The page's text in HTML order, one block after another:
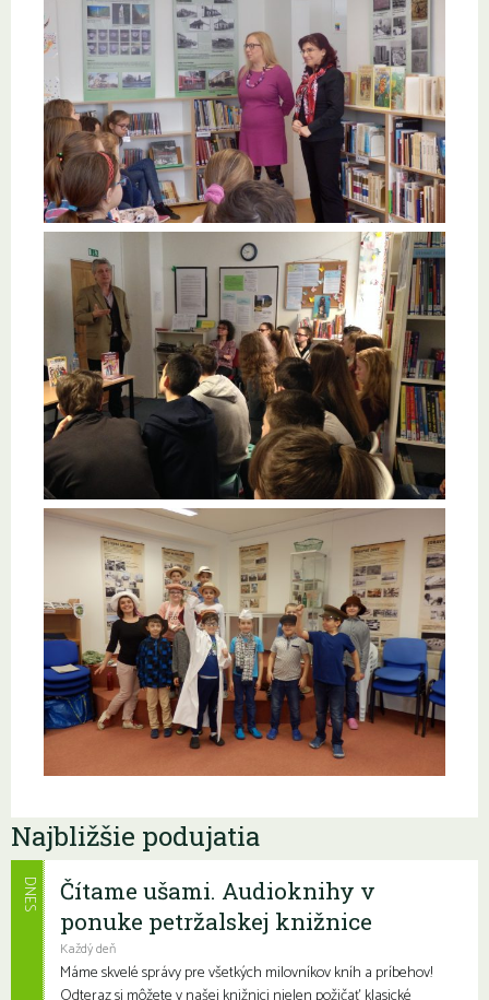
Najbližšie podujatia
Čítame ušami. Audioknihy v
ponuke petržalskej knižnice
Každý deň
Máme skvelé správy pre všetkých milovníkov kníh a príbehov!
DNES